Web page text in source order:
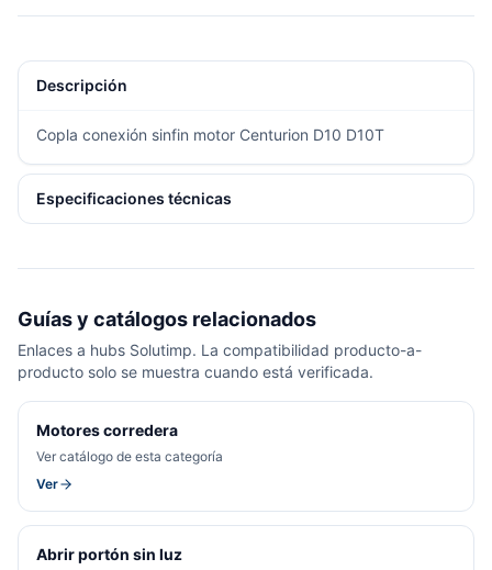
Descripción
Copla conexión sinfin motor Centurion D10 D10T
Especificaciones técnicas
Guías y catálogos relacionados
Enlaces a hubs Solutimp. La compatibilidad producto-a-
producto solo se muestra cuando está verificada.
Motores corredera
Ver catálogo de esta categoría
Ver
Abrir portón sin luz